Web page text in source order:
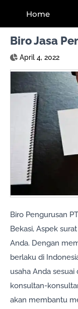
Home
Biro Jasa
April 4, 2022
Biro Pengurusan
Bekasi, Aspek
Anda. Dengan
berlaku di
usaha Anda
konsultan-
akan membantu